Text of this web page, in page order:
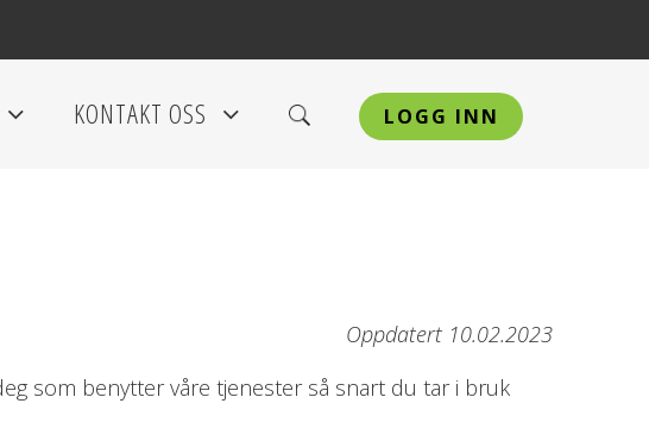
KONTAKT OSS LOGG INN
Oppdatert 10.02.2023
som benytter våre tjenester så snart du tar i bruk